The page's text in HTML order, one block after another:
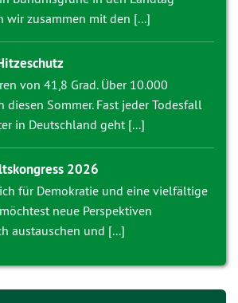
wir zusammen mit den [...]
von 41,8 Grad. Über 10.000
diesen Sommer. Fast jeder Todesfall
in Deutschland geht [...]
2026
für Demokratie und eine vielfältige
neue Perspektiven
austauschen und [...]